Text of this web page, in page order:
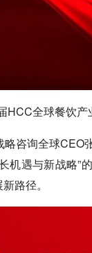
全球餐饮产
咨询全球
机遇与新战略
路径。